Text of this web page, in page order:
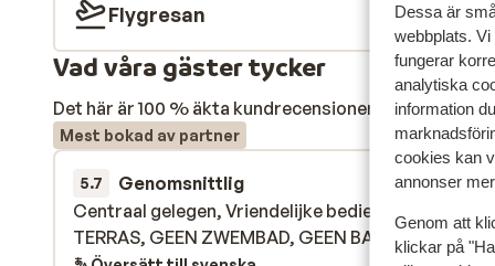
Dessa är
webbplats.
fungerar
analytiska
information
cookies kan
annonser
Genom att
klickar på
Flygresan
Vad våra gäster tycker
Det här är 100 % äkta kundrecensioner som
Mest bokad av partner
5.7 Genomsnittlig
26 maj
Centraal gelegen, Vriendelijke bediening, GEEN
TERRAS, GEEN ZWEMBAD, GEEN BAR.
Centraal gelegen, Vriendelijke bediening, GEEN
TERRAS, GEEN ZWEMBAD, GEEN BAR.